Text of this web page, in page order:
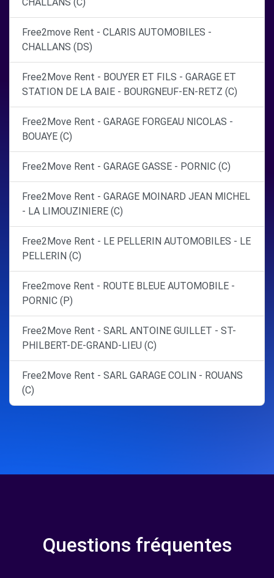
Free2move Rent - CLARIS AUTOMOBILES -
CHALLANS (DS)
Free2Move Rent - BOUYER ET FILS - GARAGE ET
STATION DE LA BAIE - BOURGNEUF-EN-RETZ (C)
Free2Move Rent - GARAGE FORGEAU NICOLAS -
BOUAYE (C)
Free2Move Rent - GARAGE GASSE - PORNIC (C)
Free2Move Rent - GARAGE MOINARD JEAN MICHEL
- LA LIMOUZINIERE (C)
Free2Move Rent - LE PELLERIN AUTOMOBILES - LE
PELLERIN (C)
Free2move Rent - ROUTE BLEUE AUTOMOBILE -
PORNIC (P)
Free2Move Rent - SARL ANTOINE GUILLET - ST-
PHILBERT-DE-GRAND-LIEU (C)
Free2Move Rent - SARL GARAGE COLIN - ROUANS
(C)
Questions fréquentes